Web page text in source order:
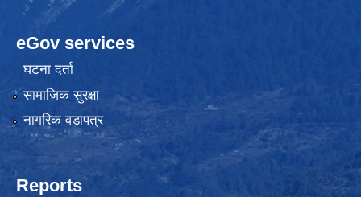
eGov services
घटना दर्ता
सामाजिक सुरक्षा
नागरिक वडापत्र
Reports